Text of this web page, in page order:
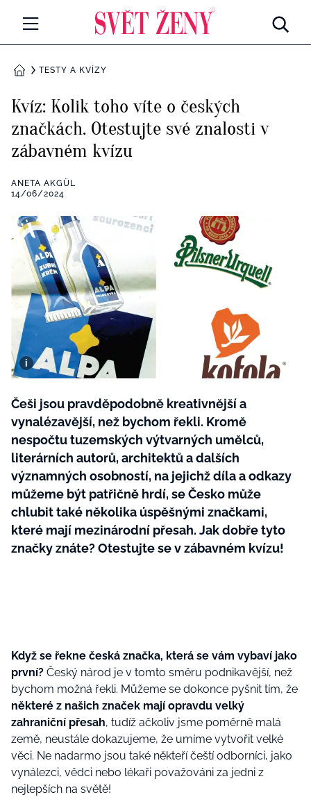
Všechny kategorie
Rozhovory
RETROHUBKY
Všechny kategorie
Seberozvoj
Všechny kategorie
Životní styl
ZÁBAVA
Všechny kategorie
Testy a kvízy
BYDLENÍ
Všechny kategorie
Tvoření
Rady a tipy
BurdaMedia
Extra
SVĚT ŽENY - 599 KČ
ROČNÍ PŘEDPLATNÉ SVĚT ŽENY +
DOMŮTESTY A KVÍZY
Kvíz: Kolik toho víte o českých
značkách. Otestujte své znalosti v
zábavném kvízu
ANETA AKGÜL
14/06/2024
Češi jsou pravděpodobně kreativnější a
vynalézavější, než bychom řekli. Kromě
nespočtu tuzemských výtvarných umělců,
literárních autorů, architektů a dalších
významných osobností, na jejichž díla a odkazy
můžeme být patřičně hrdí, se Česko může
chlubit také několika úspěšnými značkami,
které mají mezinárodní přesah. Jak dobře tyto
značky znáte? Otestujte se v zábavném kvízu!
Když se řekne česká značka, která se vám vybaví jako
první? Český národ je v tomto směru podnikavější, než
bychom možná řekli. Můžeme se dokonce pyšnit tím, že
některé z našich značek mají opravdu velký
zahraniční přesah, tudíž ačkoliv jsme poměrně malá
země, neustále dokazujeme, že umíme vytvořit velké
věci. Ne nadarmo jsou také někteří čeští odborníci, jako
vynálezci, vědci nebo lékaři považováni za jedni z
nejlepších na světě!